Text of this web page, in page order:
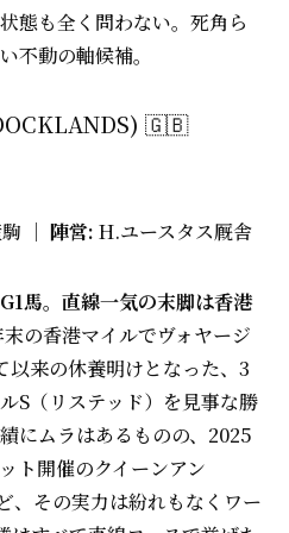
態も全く問わない。死角ら
不動の軸候補。
🇬🇧
｜陣営: H.ユースタス厩舎
馬。直線一気の末脚は香港
末の香港マイルでヴォヤージ
以来の休養明けとなった、3
S（リステッド）を見事な勝
にムラはあるものの、2025
ト開催のクイーンアン
、その実力は紛れもなくワー